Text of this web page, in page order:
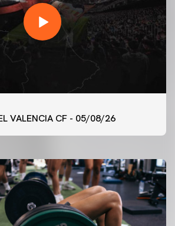
VALENCIA CF - 05/08/26
VALENCIA CF 5/8/2026